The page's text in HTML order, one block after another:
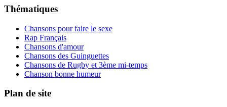
Thématiques
Chansons pour faire le sexe
Rap Français
Chansons d'amour
Chansons des Guinguettes
Chansons de Rugby et 3ème mi-temps
Chanson bonne humeur
Plan de site